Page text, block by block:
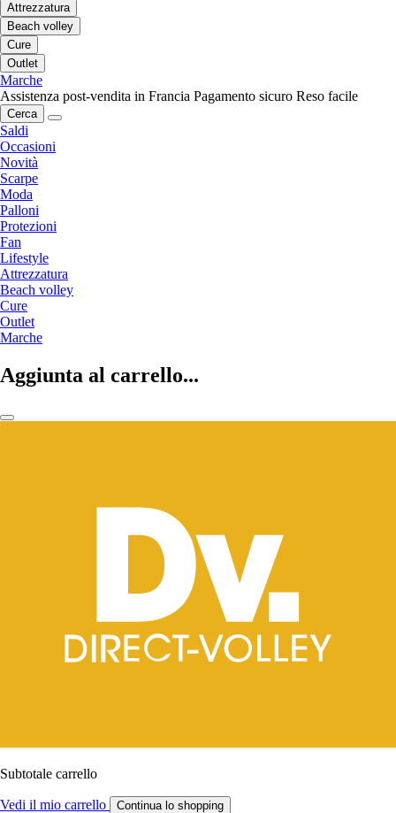
Attrezzatura
Beach volley
Cure
Outlet
Marche
Assistenza post-vendita in Francia Pagamento sicuro Reso facile
Cerca
Saldi
Occasioni
Novità
Scarpe
Moda
Palloni
Protezioni
Fan
Lifestyle
Attrezzatura
Beach volley
Cure
Outlet
Marche
Aggiunta al carrello...
Subtotale carrello
Vedi il mio carrello Continua lo shopping